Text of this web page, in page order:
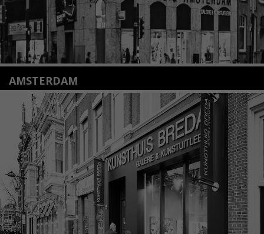
AMSTERDAM
Amstelveenseweg 135
1075 VX Amsterdam
+31 (0)20 2332546
info@kunsthuisamsterdam.nl
Lees meer